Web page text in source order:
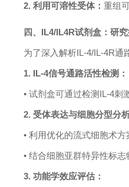
2. 利用可溶性受体：重组
四、IL4/IL4R试剂盒：研
为了深入解析IL-4/IL-4R通
1. IL-4信号通路活性检测：
• 试剂盒可通过检测IL-4刺
2. 受体表达与细胞分型分析
• 利用优化的流式细胞术
• 结合细胞亚群特异性标
3. 功能学效应评估：